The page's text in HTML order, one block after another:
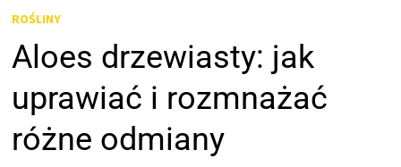
ROŚLINY
Aloes drzewiasty: jak
uprawiać i rozmnażać
różne odmiany